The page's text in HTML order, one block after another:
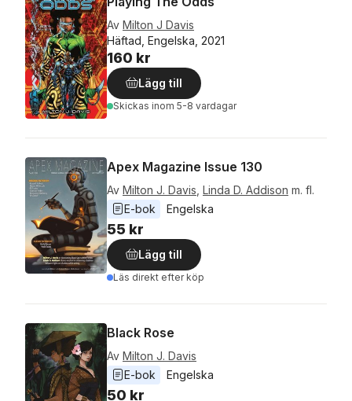
Av Milton J Davis
Häftad, Engelska, 2021
160 kr
Lägg till
Skickas inom 5-8 vardagar
Apex Magazine Issue 130
Av Milton J. Davis Linda D. Addison m. fl.
E-bok
Engelska
55 kr
Lägg till
Läs direkt efter köp
Black Rose
Av Milton J. Davis
E-bok
Engelska
50 kr